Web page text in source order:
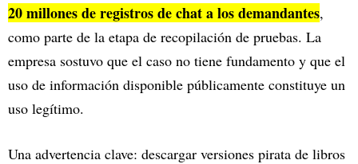
20 millones de registros de chat a los demandantes,
como parte de la etapa de recopilación de pruebas. La
empresa sostuvo que el caso no tiene fundamento y que el
uso de información disponible públicamente constituye un
uso legítimo.
Una advertencia clave: descargar versiones pirata de libros